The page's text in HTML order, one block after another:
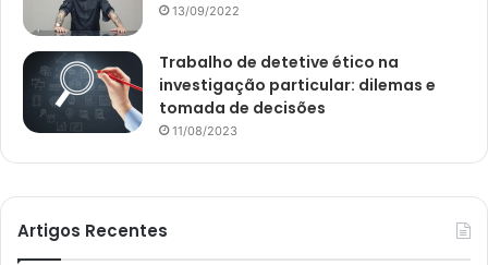
13/09/2022
Trabalho de detetive ético na
investigação particular: dilemas e
tomada de decisões
11/08/2023
Artigos Recentes